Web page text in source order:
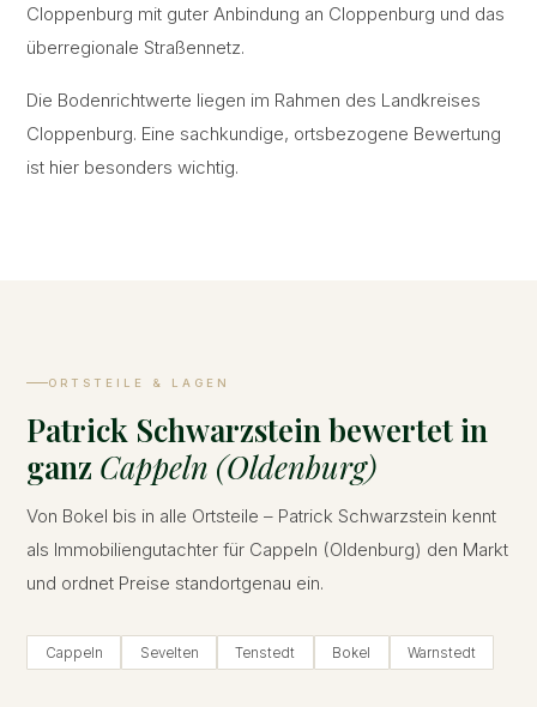
Cloppenburg mit guter Anbindung an Cloppenburg und das
überregionale Straßennetz.
Die Bodenrichtwerte liegen im Rahmen des Landkreises
Cloppenburg. Eine sachkundige, ortsbezogene Bewertung
ist hier besonders wichtig.
ORTSTEILE & LAGEN
Patrick Schwarzstein bewertet in
ganz Cappeln (Oldenburg)
Von Bokel bis in alle Ortsteile – Patrick Schwarzstein kennt
als Immobiliengutachter für Cappeln (Oldenburg) den Markt
und ordnet Preise standortgenau ein.
Cappeln Sevelten Tenstedt Bokel Warnstedt